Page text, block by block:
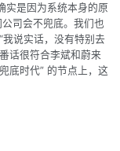
实是因为系统本身的原
司会不兜底。我们也
我说实话，没有特别去
话很符合李斌和蔚来
底时代” 的节点上，这